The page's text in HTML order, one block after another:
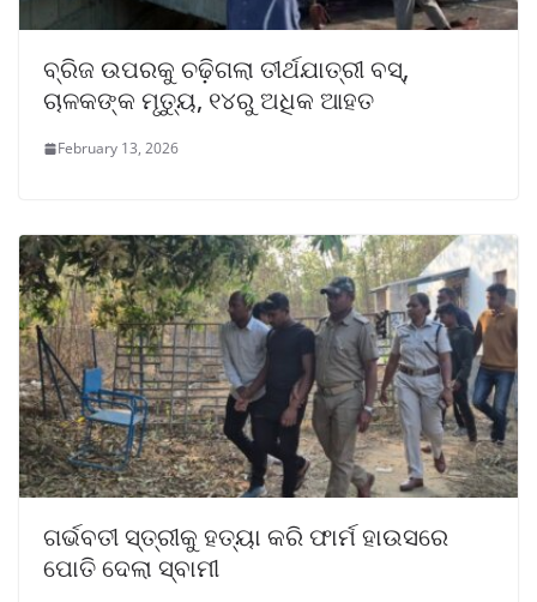
ବ୍ରିଜ ଉପରକୁ ଚଢ଼ିଗଲା ତୀର୍ଥଯାତ୍ରୀ ବସ୍,
ଚାଳକଙ୍କ ମୃତ୍ୟୁ, ୧୪ରୁ ଅଧିକ ଆହତ
February 13, 2026
ଗର୍ଭବତୀ ସ୍ତ୍ରୀକୁ ହତ୍ୟା କରି ଫାର୍ମ ହାଉସରେ
ପୋତି ଦେଲା ସ୍ବାମୀ